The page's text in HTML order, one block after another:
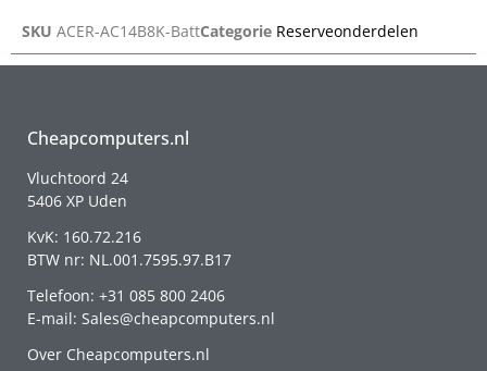
SKU ACER-AC14B8K-BattCategorie Reserveonderdelen
Cheapcomputers.nl
Vluchtoord 24
5406 XP Uden
KvK: 160.72.216
BTW nr: NL.001.7595.97.B17
Telefoon: +31 085 800 2406
E-mail: Sales@cheapcomputers.nl
Over Cheapcomputers.nl